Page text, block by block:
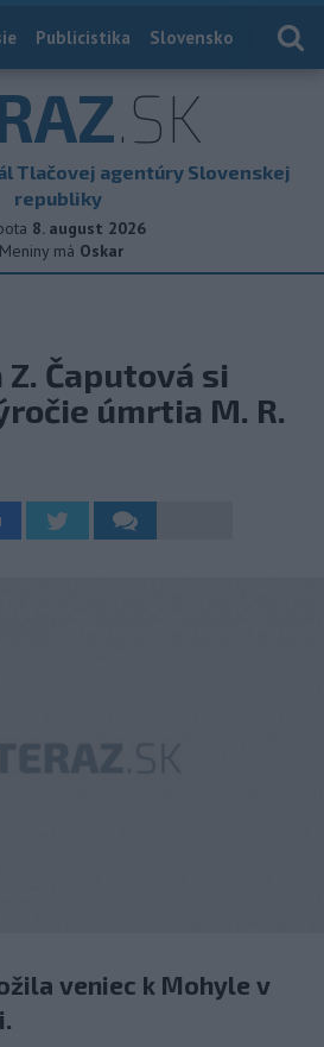
Publicistika Slovensko
.SK
Tlačovej agentúry Slovenskej
republiky
8. august 2026
Meniny má Oskar
Čaputová si
úmrtia M. R.
veniec k Mohyle v